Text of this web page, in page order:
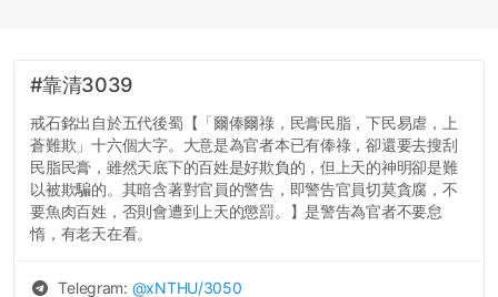
#靠清3039
戒石銘出自於五代後蜀【「爾俸爾祿，民膏民脂，下民易虐，上
蒼難欺」十六個大字。大意是為官者本已有俸祿，卻還要去搜刮
民脂民膏，雖然天底下的百姓是好欺負的，但上天的神明卻是難
以被欺騙的。其暗含著對官員的警告，即警告官員切莫貪腐，不
要魚肉百姓，否則會遭到上天的懲罰。】是警告為官者不要怠
惰，有老天在看。
Telegram: @xNTHU/3050